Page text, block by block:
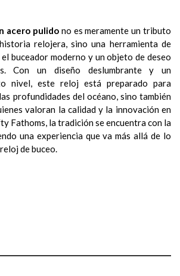
acero pulido no es meramente un tributo
relojera, sino una herramienta de
buceador moderno y un objeto de deseo
Con un diseño deslumbrante y un
nivel, este reloj está preparado para
profundidades del océano, sino también
valoran la calidad y la innovación en
Fathoms, la tradición se encuentra con la
una experiencia que va más allá de lo
de buceo.